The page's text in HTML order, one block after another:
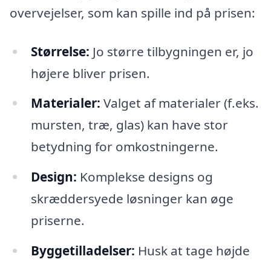
overvejelser, som kan spille ind på prisen:
Størrelse: Jo større tilbygningen er, jo
højere bliver prisen.
Materialer: Valget af materialer (f.eks.
mursten, træ, glas) kan have stor
betydning for omkostningerne.
Design: Komplekse designs og
skræddersyede løsninger kan øge
priserne.
Byggetilladelser: Husk at tage højde